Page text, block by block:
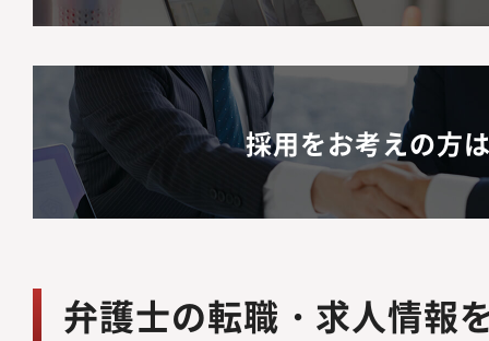
採用をお考えの方
弁護士の転職・求人情報